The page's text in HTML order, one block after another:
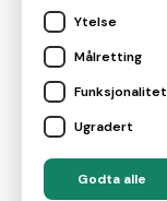
Magasin
Ytelse
Målretting
Funksjonalitet
Ugradert
Godta alle